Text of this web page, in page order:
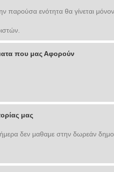
παρούσα ενότητα θα γίνεται
που μας Αφορούν
μας
δεν μαθαμε στην δωρεάν